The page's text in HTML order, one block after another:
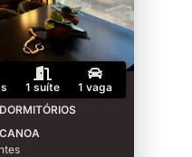
1 suíte
1 vaga